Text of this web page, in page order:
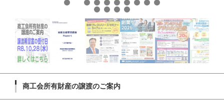
商工会所有財産の譲渡のご案内